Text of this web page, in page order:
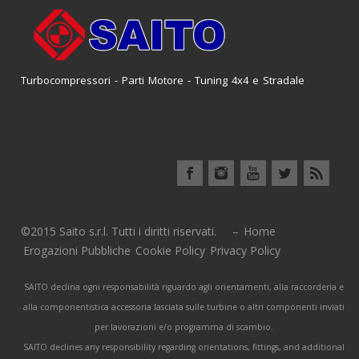
Turbocompressori - Parti Motore - Tuning 4x4 e Stradale
©2015 Saito s.r.l. Tutti i diritti riservati. – Home
Erogazioni Pubbliche Cookie Policy Privacy Policy
SAITO declina ogni responsabilità riguardo agli orientamenti, alla raccorderia e
alla componentistica accessoria lasciata sulle turbine o altri componenti inviati
per lavorazioni e/o programma di scambio.
SAITO declines any responsibility regarding orientations, fittings, and additional